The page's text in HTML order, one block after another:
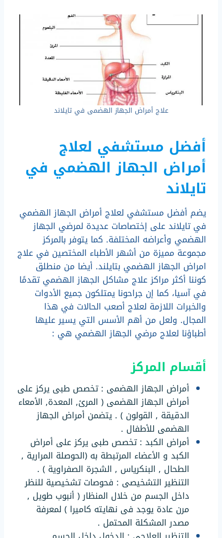
علاج أمراض الجهاز الهضمى في تايلاند
أفضل مستشفي لعلاج
أمراض الجهاز الهضمي في
تايلاند
يضم أفضل مستشفي لعلاج أمراض الجهاز الهضمي
في تايلاند على إختصاصات عديدة لمرضي الجهاز
الهضمي وأعراضه المختلفة. كما يتوفر بالمركز
مجموعة مميزة من أشهر الأطباء المختصين في علاج
امراض الجهاز الهضمي بتايلند. أيضا من منطلق
كوننا أكثر مراكز علاج مشاكل الجهاز الهضمي تقدمًا
في آسيا، كما إن جراحونا يمتلكون جميع الأدوات
والخبرات اللازمة لعلاج أصعب الحالات في هذا
المجال. ولعل من أهم الأسس التي يسير عليها
أطباؤنا لعلاج مرضي الجهاز الهضمي هي :
أقسام المركز
أمراض الجهاز الهضمى : تخصص طبى يركز على
أمراض الجهاز الهضمى ( المرئ, المعدة, الأمعاء
الدقيقة , القولون ) . يتضمن أمراض الجهاز
الهضمى للأطفال .
أمراض الكبد : تخصص طبى يركز على أمراض
الكبد و الأعضاء المرتبطة به (الحوصلة المرارية ,
الطحال , البنكرياس , الشجرة الصفراوية ) .
التنظير التشخيصى : فحوصات تشخيصية للنظر
داخل الجسم من خلال المنظار ( أنبوب طويل ,
مرن عادة يوجد فى نهايته كاميرا ) لمعرفة
مصدر المشكلة المحتمل .